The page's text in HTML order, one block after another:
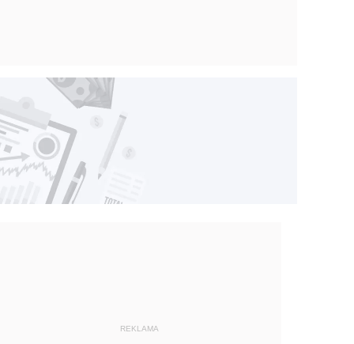
REKLAMA